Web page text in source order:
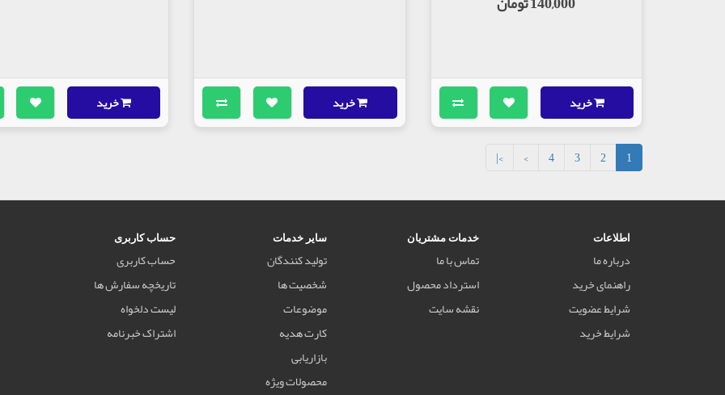
خرید خرید خرید
1
2
3
4
>
>|
اطلاعات
درباره ما
راهنمای خرید
شرایط عضویت
شرایط خرید
خدمات مشتریان
تماس با ما
استرداد محصول
نقشه سایت
سایر خدمات
تولید کنندگان
شخصیت ها
موضوعات
کارت هدیه
بازاریابی
محصولات ویژه
حساب کاربری
حساب کاربری
تاریخچه سفارش ها
لیست دلخواه
اشتراک خبرنامه